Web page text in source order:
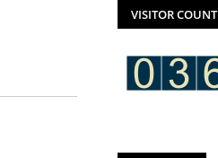
VISITOR COUNT